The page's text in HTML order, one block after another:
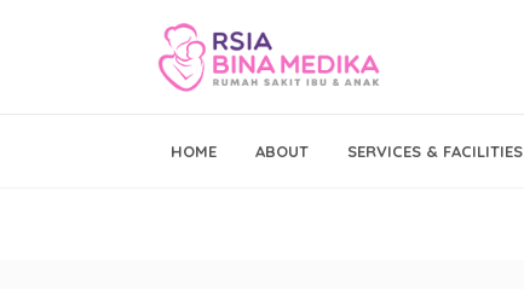
Emergency Call
HOME ABOUT SERVICES & FACILITIES